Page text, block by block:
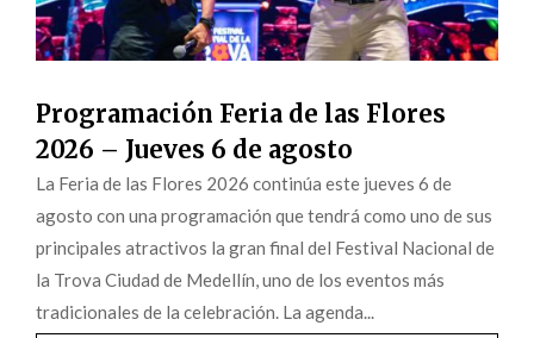
Programación Feria de las Flores
2026 – Jueves 6 de agosto
La Feria de las Flores 2026 continúa este jueves 6 de
agosto con una programación que tendrá como uno de sus
principales atractivos la gran final del Festival Nacional de
la Trova Ciudad de Medellín, uno de los eventos más
tradicionales de la celebración. La agenda...